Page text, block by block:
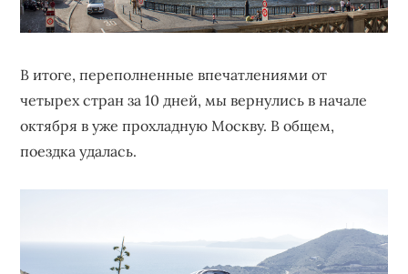
В итоге, переполненные впечатлениями от
четырех стран за 10 дней, мы вернулись в начале
октября в уже прохладную Москву. В общем,
поездка удалась.